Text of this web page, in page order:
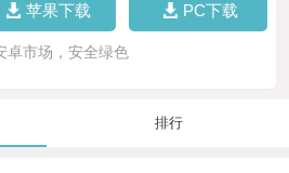
苹果下载 PC下载
卓市场，安全绿色
排行